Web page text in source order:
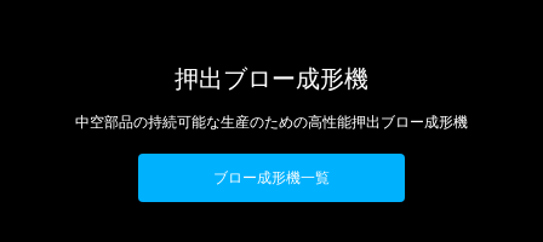
押出ブロー成形機
中空部品の持続可能な生産のための高性能押出ブロー成形機
ブロー成形機一覧